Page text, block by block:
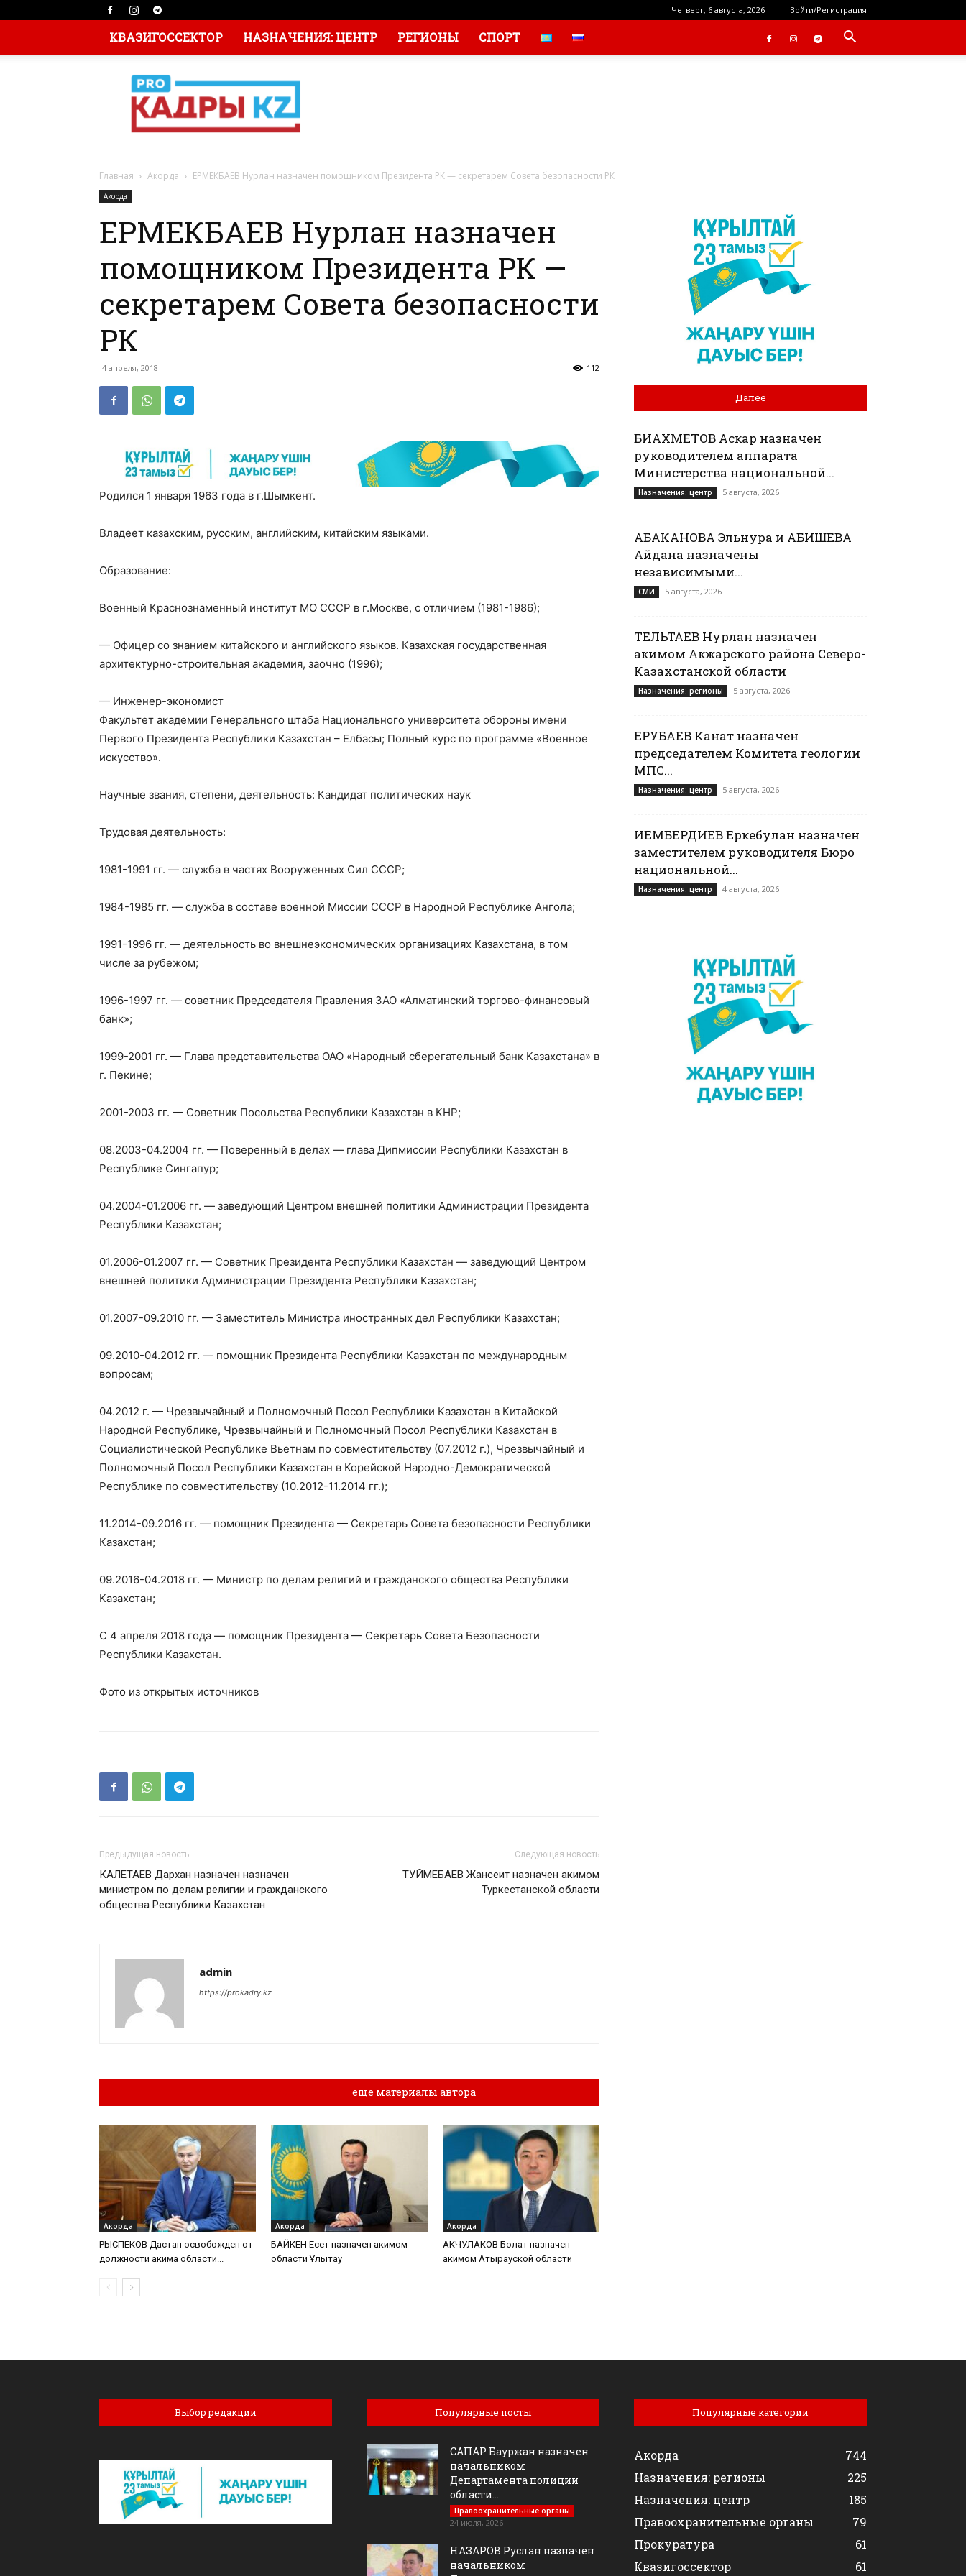
Четверг, 6 августа, 2026 Войти/Регистрация
КВАЗИГОССЕКТОР НАЗНАЧЕНИЯ: ЦЕНТР РЕГИОНЫ СПОРТ
Главная Акорда ЕРМЕКБАЕВ Нурлан назначен помощником Президента РК — секретарем Совета безопасности РК
Акорда
ЕРМЕКБАЕВ Нурлан назначен
помощником Президента РК —
секретарем Совета безопасности
РК
4 апреля, 2018 112
Родился 1 января 1963 года в г.Шымкент.
Владеет казахским, русским, английским, китайским языками.
Образование:
Военный Краснознаменный институт МО СССР в г.Москве, с отличием (1981-1986);
— Офицер со знанием китайского и английского языков. Казахская государственная
архитектурно-строительная академия, заочно (1996);
— Инженер-экономист
Факультет академии Генерального штаба Национального университета обороны имени
Первого Президента Республики Казахстан – Елбасы; Полный курс по программе «Военное
искусство».
Научные звания, степени, деятельность: Кандидат политических наук
Трудовая деятельность:
1981-1991 гг. — служба в частях Вооруженных Сил СССР;
1984-1985 гг. — служба в составе военной Миссии СССР в Народной Республике Ангола;
1991-1996 гг. — деятельность во внешнеэкономических организациях Казахстана, в том
числе за рубежом;
1996-1997 гг. — советник Председателя Правления ЗАО «Алматинский торгово-финансовый
банк»;
1999-2001 гг. — Глава представительства ОАО «Народный сберегательный банк Казахстана» в
г. Пекине;
2001-2003 гг. — Советник Посольства Республики Казахстан в КНР;
08.2003-04.2004 гг. — Поверенный в делах — глава Дипмиссии Республики Казахстан в
Республике Сингапур;
04.2004-01.2006 гг. — заведующий Центром внешней политики Администрации Президента
Республики Казахстан;
01.2006-01.2007 гг. — Советник Президента Республики Казахстан — заведующий Центром
внешней политики Администрации Президента Республики Казахстан;
01.2007-09.2010 гг. — Заместитель Министра иностранных дел Республики Казахстан;
09.2010-04.2012 гг. — помощник Президента Республики Казахстан по международным
вопросам;
04.2012 г. — Чрезвычайный и Полномочный Посол Республики Казахстан в Китайской
Народной Республике, Чрезвычайный и Полномочный Посол Республики Казахстан в
Социалистической Республике Вьетнам по совместительству (07.2012 г.), Чрезвычайный и
Полномочный Посол Республики Казахстан в Корейской Народно-Демократической
Республике по совместительству (10.2012-11.2014 гг.);
11.2014-09.2016 гг. — помощник Президента — Секретарь Совета безопасности Республики
Казахстан;
09.2016-04.2018 гг. — Министр по делам религий и гражданского общества Республики
Казахстан;
С 4 апреля 2018 года — помощник Президента — Секретарь Совета Безопасности
Республики Казахстан.
Фото из открытых источников
Предыдущая новость
КАЛЕТАЕВ Дархан назначен назначен
министром по делам религии и гражданского
общества Республики Казахстан
Следующая новость
ТУЙМЕБАЕВ Жансеит назначен акимом
Туркестанской области
admin
https://prokadry.kz
еще материалы автора
Акорда
РЫСПЕКОВ Дастан освобожден от
должности акима области...
Акорда
БАЙКЕН Есет назначен акимом
области Ұлытау
Акорда
АКЧУЛАКОВ Болат назначен
акимом Атырауской области
Далее
БИАХМЕТОВ Аскар назначен
руководителем аппарата
Министерства национальной...
Назначения: центр 5 августа, 2026
АБАКАНОВА Эльнура и АБИШЕВА
Айдана назначены
независимыми...
СМИ 5 августа, 2026
ТЕЛЬТАЕВ Нурлан назначен
акимом Акжарского района Северо-
Казахстанской области
Назначения: регионы 5 августа, 2026
ЕРУБАЕВ Канат назначен
председателем Комитета геологии
МПС...
Назначения: центр 5 августа, 2026
ИЕМБЕРДИЕВ Еркебулан назначен
заместителем руководителя Бюро
национальной...
Назначения: центр 4 августа, 2026
Выбор редакции Популярные посты
САПАР Бауржан назначен
начальником
Департамента полиции
области...
Правоохранительные органы
24 июля, 2026
НАЗАРОВ Руслан назначен
начальником
Популярные категории
Акорда
744
Назначения: регионы
225
Назначения: центр
185
Правоохранительные органы
79
Прокуратура
61
Квазигоссектор
61